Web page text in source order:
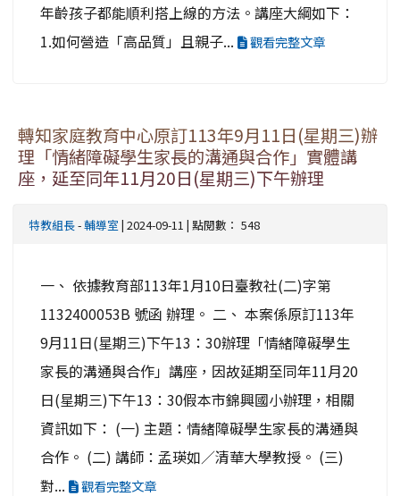
年齡孩子都能順利搭上線的方法。講座大綱如下：
1.如何營造「高品質」且親子...
觀看完整文章
轉知家庭教育中心原訂113年9月11日(星期三)辦
理「情緒障礙學生家長的溝通與合作」實體講
座，延至同年11月20日(星期三)下午辦理
特教組長-輔導室 | 2024-09-11 | 點閱數： 548
一、 依據教育部113年1月10日臺教社(二)字第
1132400053B 號函 辦理。 二、 本案係原訂113年
9月11日(星期三)下午13：30辦理「情緒障礙學生
家長的溝通與合作」講座，因故延期至同年11月20
日(星期三)下午13：30假本市錦興國小辦理，相關
資訊如下： (一) 主題：情緒障礙學生家長的溝通與
合作。 (二) 講師：孟瑛如／清華大學教授。 (三)
對...
觀看完整文章